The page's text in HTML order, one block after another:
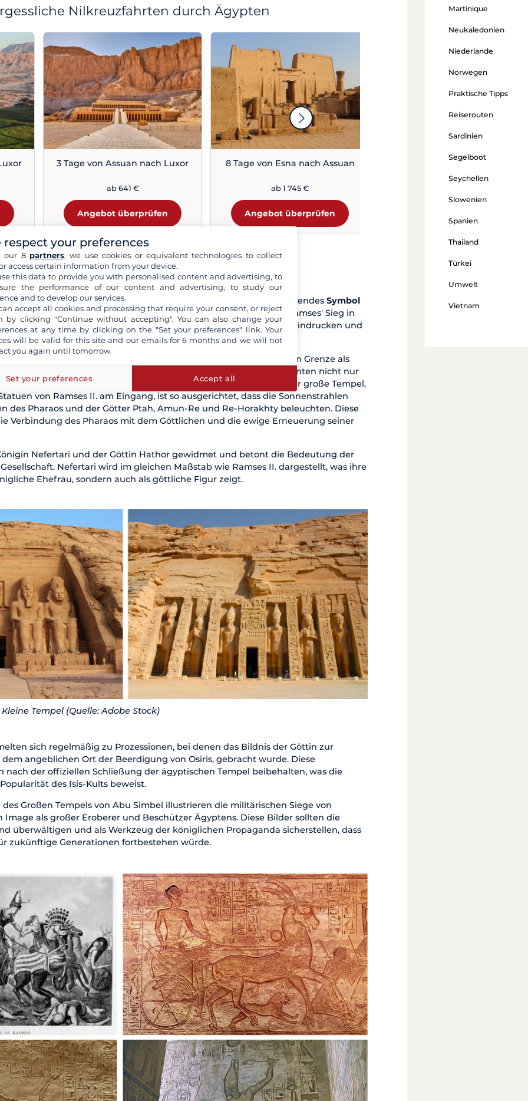
Nilkreuzfahrten durch Ägypten
3 Tage von Assuan nach Luxor
ab 641 €
Angebot überprüfen
8 Tage von Esna nach Assuan
ab 1 745 €
Angebot überprüfen
5 Tage von Luxor nach Assuan
des Tempels
erbaut von Ramses II. im 13. Jahrhundert v. Chr., ist ein beeindruckendes Symbol
alten Ägyptens. Der Tempelkomplex wurde zur Erinnerung an Ramses' Sieg in
und sollte die Völker des Südens, besonders die Nubier, beeindrucken und
II. von den Göttern inspiriert, Abu Simbel nahe der nubischen Grenze als
Felsentempel, die direkt in die Felswand gehauen wurden, dienten nicht nur
als Zeichen der Göttlichkeit und der pharaonischen Autorität. Der große Tempel,
von Ramses II. am Eingang, ist so ausgerichtet, dass die Sonnenstrahlen
des Pharaos und der Götter Ptah, Amun-Re und Re-Horakhty beleuchten. Diese
Verbindung des Pharaos mit dem Göttlichen und die ewige Erneuerung seiner
Nefertari und der Göttin Hathor gewidmet und betont die Bedeutung der
Nefertari wird im gleichen Maßstab wie Ramses II. dargestellt, was ihre
Ehefrau, sondern auch als göttliche Figur zeigt.
Tempel (Quelle: Adobe Stock)
sich regelmäßig zu Prozessionen, bei denen das Bildnis der Göttin zur
angeblichen Ort der Beerdigung von Osiris, gebracht wurde. Diese
der offiziellen Schließung der ägyptischen Tempel beibehalten, was die
des Isis-Kults beweist.
Großen Tempels von Abu Simbel illustrieren die militärischen Siege von
Image als großer Eroberer und Beschützer Ägyptens. Diese Bilder sollten die
überwältigen und als Werkzeug der königlichen Propaganda sicherstellen, dass
zukünftige Generationen fortbestehen würde.
Martinique
Neukaledonien
Niederlande
Norwegen
Praktische Tipps
Reiserouten
Sardinien
Segelboot
Seychellen
Slowenien
Spanien
Thailand
Türkei
Umwelt
Vietnam
respect your preferences
our 8 partners, we use cookies or equivalent technologies to collect
access certain information from your device.
this data to provide you with personalised content and advertising, to
the performance of our content and advertising, to study our
and to develop our services.
accept all cookies and processing that require your consent, or reject
by clicking "Continue without accepting". You can also change your
at any time by clicking on the "Set your preferences" link. Your
will be valid for this site and our emails for 6 months and we will not
you again until tomorrow.
Set your preferences Accept all